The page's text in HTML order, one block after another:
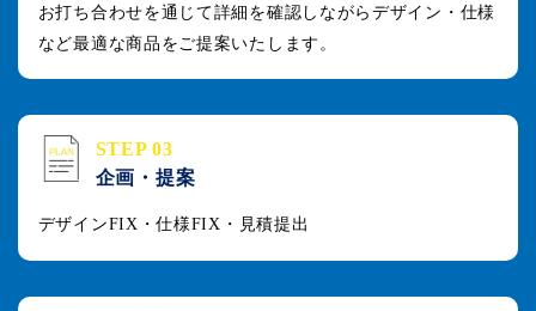
お打ち合わせを通じて詳細を確認しながらデザイン・仕様
など最適な商品をご提案いたします。
STEP 03
企画・提案
デザインFIX・仕様FIX・見積提出